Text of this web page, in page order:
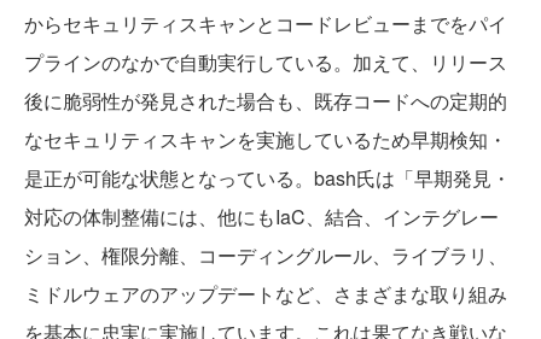
からセキュリティスキャンとコードレビューまでをパイ
プラインのなかで自動実行している。加えて、リリース
後に脆弱性が発見された場合も、既存コードへの定期的
なセキュリティスキャンを実施しているため早期検知・
是正が可能な状態となっている。bash氏は「早期発見・
対応の体制整備には、他にもIaC、結合、インテグレー
ション、権限分離、コーディングルール、ライブラリ、
ミドルウェアのアップデートなど、さまざまな取り組み
を基本に忠実に実施しています。これは果てなき戦いな